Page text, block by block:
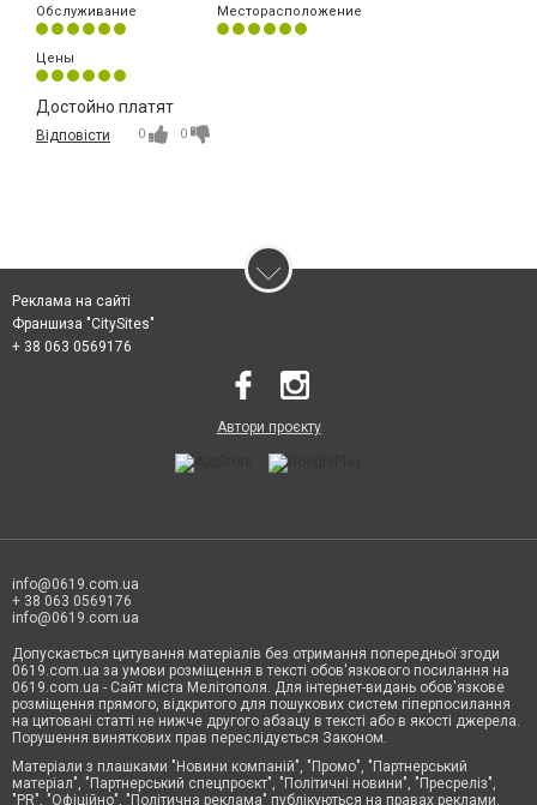
Обслуживание
Месторасположение
Цены
Достойно платят
Відповісти 0 0
Реклама на сайті
Франшиза "CitySites"
+ 38 063 0569176
Автори проєкту
info@0619.com.ua
+ 38 063 0569176
info@0619.com.ua
Допускається цитування матеріалів без отримання попередньої згоди
0619.com.ua за умови розміщення в тексті обов'язкового посилання на
0619.com.ua - Сайт міста Мелітополя. Для інтернет-видань обов'язкове
розміщення прямого, відкритого для пошукових систем гіперпосилання
на цитовані статті не нижче другого абзацу в тексті або в якості джерела.
Порушення виняткових прав переслідується Законом.
Матеріали з плашками "Новини компаній", "Промо", "Партнерський
матеріал", "Партнерський спецпроєкт", "Політичні новини", "Пресреліз",
"PR", "Офіційно", "Політична реклама" публікуються на правах реклами.